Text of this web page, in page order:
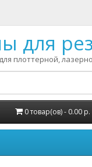
для
плоттерной,
0 товар(ов) - 0.00 р.